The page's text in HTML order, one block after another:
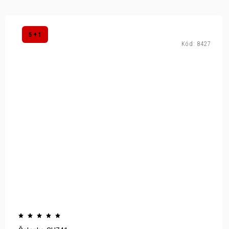
5 + 1
Kód: 8427